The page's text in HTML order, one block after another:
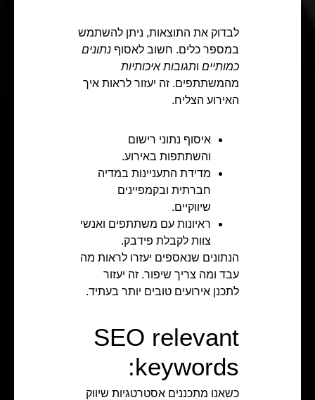
לבדוק את התוצאות, ניתן להשתמש
במספר כלים. חשוב לאסוף נתונים
כמותיים ותגובות איכותיות
מהמשתתפים. זה יעזור לראות איך
האירוע הצליח.
איסוף נתוני רישום
והשתתפות באירוע.
מדידת התעניינות במדיה
חברתית ובקמפיינים
שיווקיים.
ראיונות עם משתתפים ואנשי
צוות לקבלת פידבק.
הנתונים שנאספים יעזרו לראות מה
עבד ומה צריך שיפור. זה יעזור
לתכנן אירועים טובים יותר בעתיד.
SEO relevant
keywords:
כשאנו מתכננים אסטרטגיות שיווק